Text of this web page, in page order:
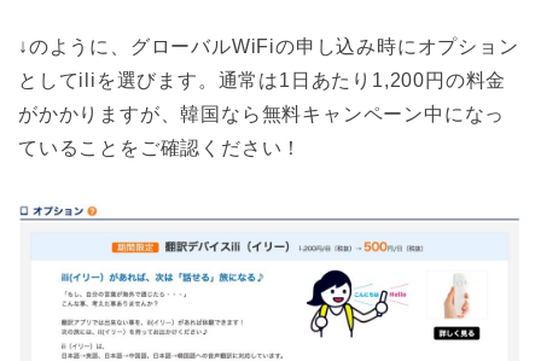
↓のように、グローバルWiFiの申し込み時にオプション
としてiliを選びます。通常は1日あたり1,200円の料金
がかかりますが、韓国なら無料キャンペーン中になっ
ていることをご確認ください！